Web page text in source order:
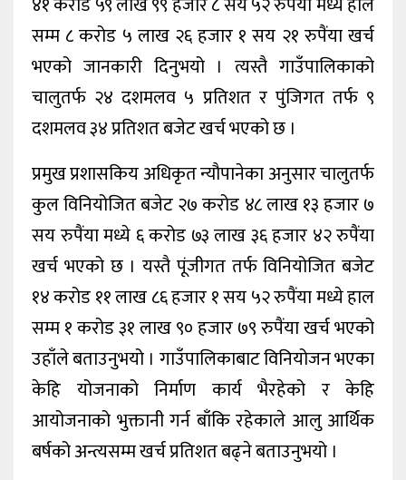
सम्म ८ करोड ५ लाख २६ हजार १ सय २१ रुपैंया खर्च
भएको जानकारी दिनुभयो । त्यस्तै गाउँपालिकाको
चालुतर्फ २४ दशमलव ५ प्रतिशत र पुंजिगत तर्फ ९
दशमलव ३४ प्रतिशत बजेट खर्च भएको छ ।
प्रमुख प्रशासकिय अधिकृत न्यौपानेका अनुसार चालुतर्फ
कुल विनियोजित बजेट २७ करोड ४८ लाख १३ हजार ७
सय रुपैंया मध्ये ६ करोड ७३ लाख ३६ हजार ४२ रुपैंया
खर्च भएको छ । यस्तै पूंजीगत तर्फ विनियोजित बजेट
१४ करोड ११ लाख ८६ हजार १ सय ५२ रुपैंया मध्ये हाल
सम्म १ करोड ३१ लाख ९० हजार ७९ रुपैंया खर्च भएको
उहाँले बताउनुभयो । गाउँपालिकाबाट विनियोजन भएका
केहि योजनाको निर्माण कार्य भैरहेको र केहि
आयोजनाको भुक्तानी गर्न बाँकि रहेकाले आलु आर्थिक
बर्षको अन्त्यसम्म खर्च प्रतिशत बढ्ने बताउनुभयो ।